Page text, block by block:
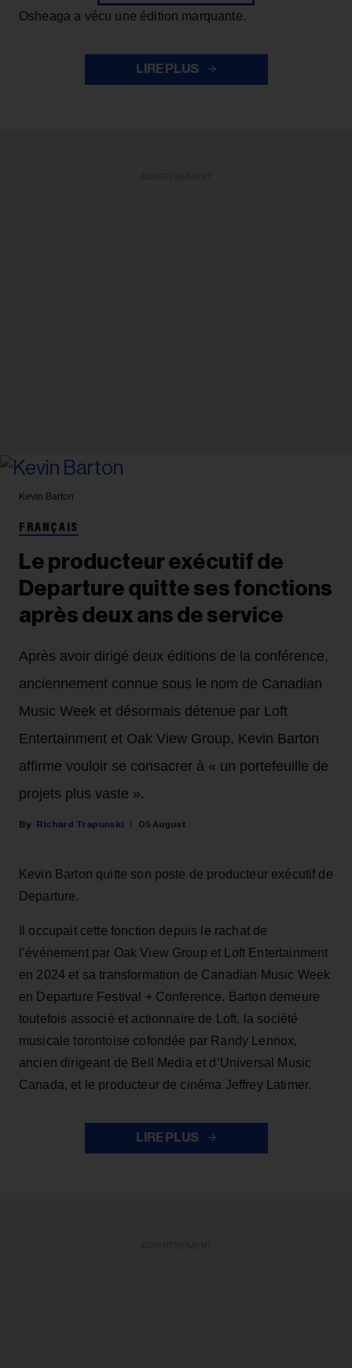
Osheaga a vécu une édition marquante.
LIRE PLUS
Kevin Barton
FRANÇAIS
Le producteur exécutif de
Departure quitte ses fonctions
après deux ans de service
Après avoir dirigé deux éditions de la conférence,
anciennement connue sous le nom de Canadian
Music Week et désormais détenue par Loft
Entertainment et Oak View Group, Kevin Barton
affirme vouloir se consacrer à « un portefeuille de
projets plus vaste ».
Richard Trapunski 05 August
Kevin Barton quitte son poste de producteur exécutif de
Departure.
Il occupait cette fonction depuis le rachat de
l’événement par Oak View Group et Loft Entertainment
en 2024 et sa transformation de Canadian Music Week
en Departure Festival + Conference. Barton demeure
toutefois associé et actionnaire de Loft, la société
musicale torontoise cofondée par Randy Lennox,
ancien dirigeant de Bell Media et d’Universal Music
Canada, et le producteur de cinéma Jeffrey Latimer.
LIRE PLUS